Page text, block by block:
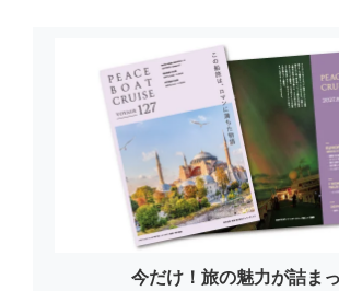
今だけ！旅の魅力が詰ま